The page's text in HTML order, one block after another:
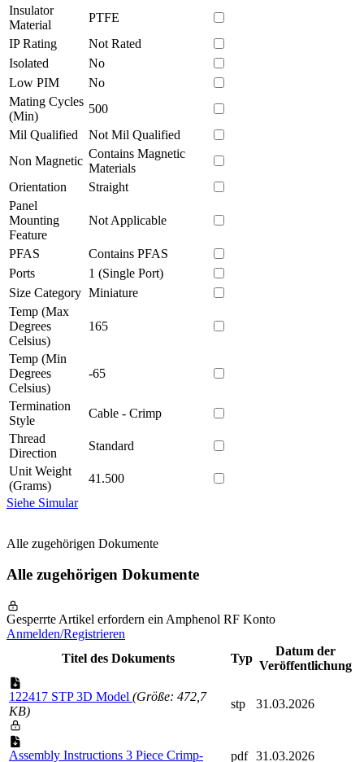
Insulator
Material
PTFE
IP Rating
Not Rated
Isolated
No
Low PIM
No
Mating Cycles
(Min)
500
Mil Qualified
Not Mil Qualified
Non Magnetic
Contains Magnetic
Materials
Orientation
Straight
Panel
Mounting
Feature
Not Applicable
PFAS
Contains PFAS
Ports
1 (Single Port)
Size Category Miniature
Temp (Max
Degrees
Celsius)
165
Temp (Min
Degrees
Celsius)
-65
Termination
Style
Cable - Crimp
Thread
Direction
Standard
Unit Weight
(Grams)
41.500
Siehe Simular
Alle zugehörigen Dokumente
Alle zugehörigen Dokumente
Gesperrte Artikel erfordern ein Amphenol RF Konto
Anmelden/Registrieren
Titel des Dokuments
Typ
Datum der
Veröffentlichung
122417 STP 3D Model (Größe: 472,7
KB)
stp 31.03.2026
Assembly Instructions 3 Piece Crimp- pdf 31.03.2026